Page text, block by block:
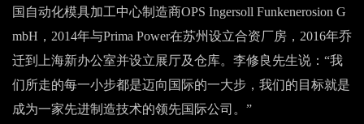
国自动化模具加工中心制造商OPS Ingersoll Funkenerosion G
mbH，2014年与Prima Power在苏州设立合资厂房，2016年乔
迁到上海新办公室并设立展厅及仓库。李修良先生说：“我
们所走的每一小步都是迈向国际的一大步，我们的目标就是
成为一家先进制造技术的领先国际公司。”